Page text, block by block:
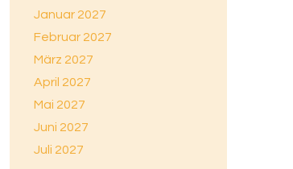
Januar 2027
Februar 2027
März 2027
April 2027
Mai 2027
Juni 2027
Juli 2027